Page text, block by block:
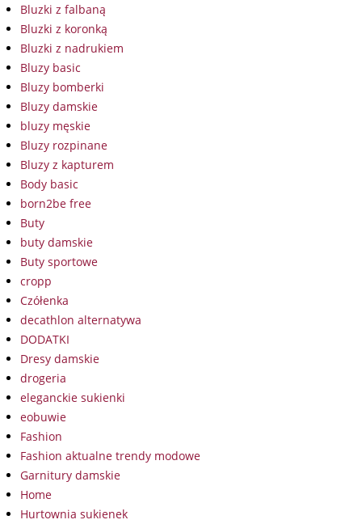
Bluzki z falbaną
Bluzki z koronką
Bluzki z nadrukiem
Bluzy basic
Bluzy bomberki
Bluzy damskie
bluzy męskie
Bluzy rozpinane
Bluzy z kapturem
Body basic
born2be free
Buty
buty damskie
Buty sportowe
cropp
Czółenka
decathlon alternatywa
DODATKI
Dresy damskie
drogeria
eleganckie sukienki
eobuwie
Fashion
Fashion aktualne trendy modowe
Garnitury damskie
Home
Hurtownia sukienek